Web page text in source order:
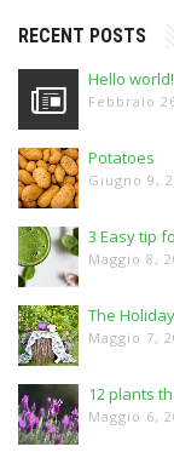
RECENT POSTS
Hello world!
Febbraio
Potatoes
Giugno 9,
3 Easy tip
Maggio 8,
The
Maggio 7,
12 plants
Maggio 6,